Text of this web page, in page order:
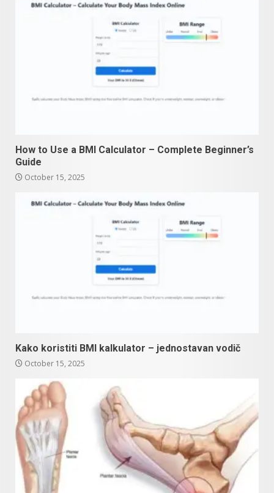
How to Use a BMI Calculator – Complete Beginner’s
Guide
October 15, 2025
Kako koristiti BMI kalkulator – jednostavan vodič
October 15, 2025